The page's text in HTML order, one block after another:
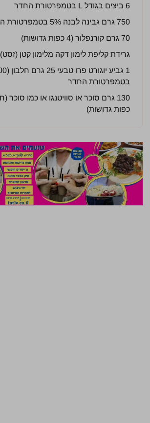
6 ביצים בגודל L בטמפרטורת החדר
750 גרם גבינה לבנה 5% בטמפרטורת החדר
70 גרם קורנפלור (4 כפות גדושות)
גרידת קליפת לימון דקה מלימון קטן (זסט)
בטמפרטורת החדר
כפות גדושות)